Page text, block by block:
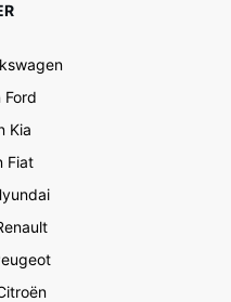
Ford
Kia
Fiat